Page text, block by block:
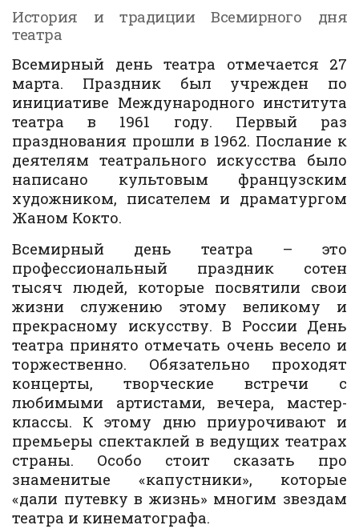
История и традиции Всемирного дня
театра
Всемирный день театра отмечается 27
марта. Праздник был учрежден по
инициативе Международного института
театра в 1961 году. Первый раз
празднования прошли в 1962. Послание к
деятелям театрального искусства было
написано культовым французским
художником, писателем и драматургом
Жаном Кокто.
Всемирный день театра – это
профессиональный праздник сотен
тысяч людей, которые посвятили свои
жизни служению этому великому и
прекрасному искусству. В России День
театра принято отмечать очень весело и
торжественно. Обязательно проходят
концерты, творческие встречи с
любимыми артистами, вечера, мастер-
классы. К этому дню приурочивают и
премьеры спектаклей в ведущих театрах
страны. Особо стоит сказать про
знаменитые «капустники», которые
«дали путевку в жизнь» многим звездам
театра и кинематографа.